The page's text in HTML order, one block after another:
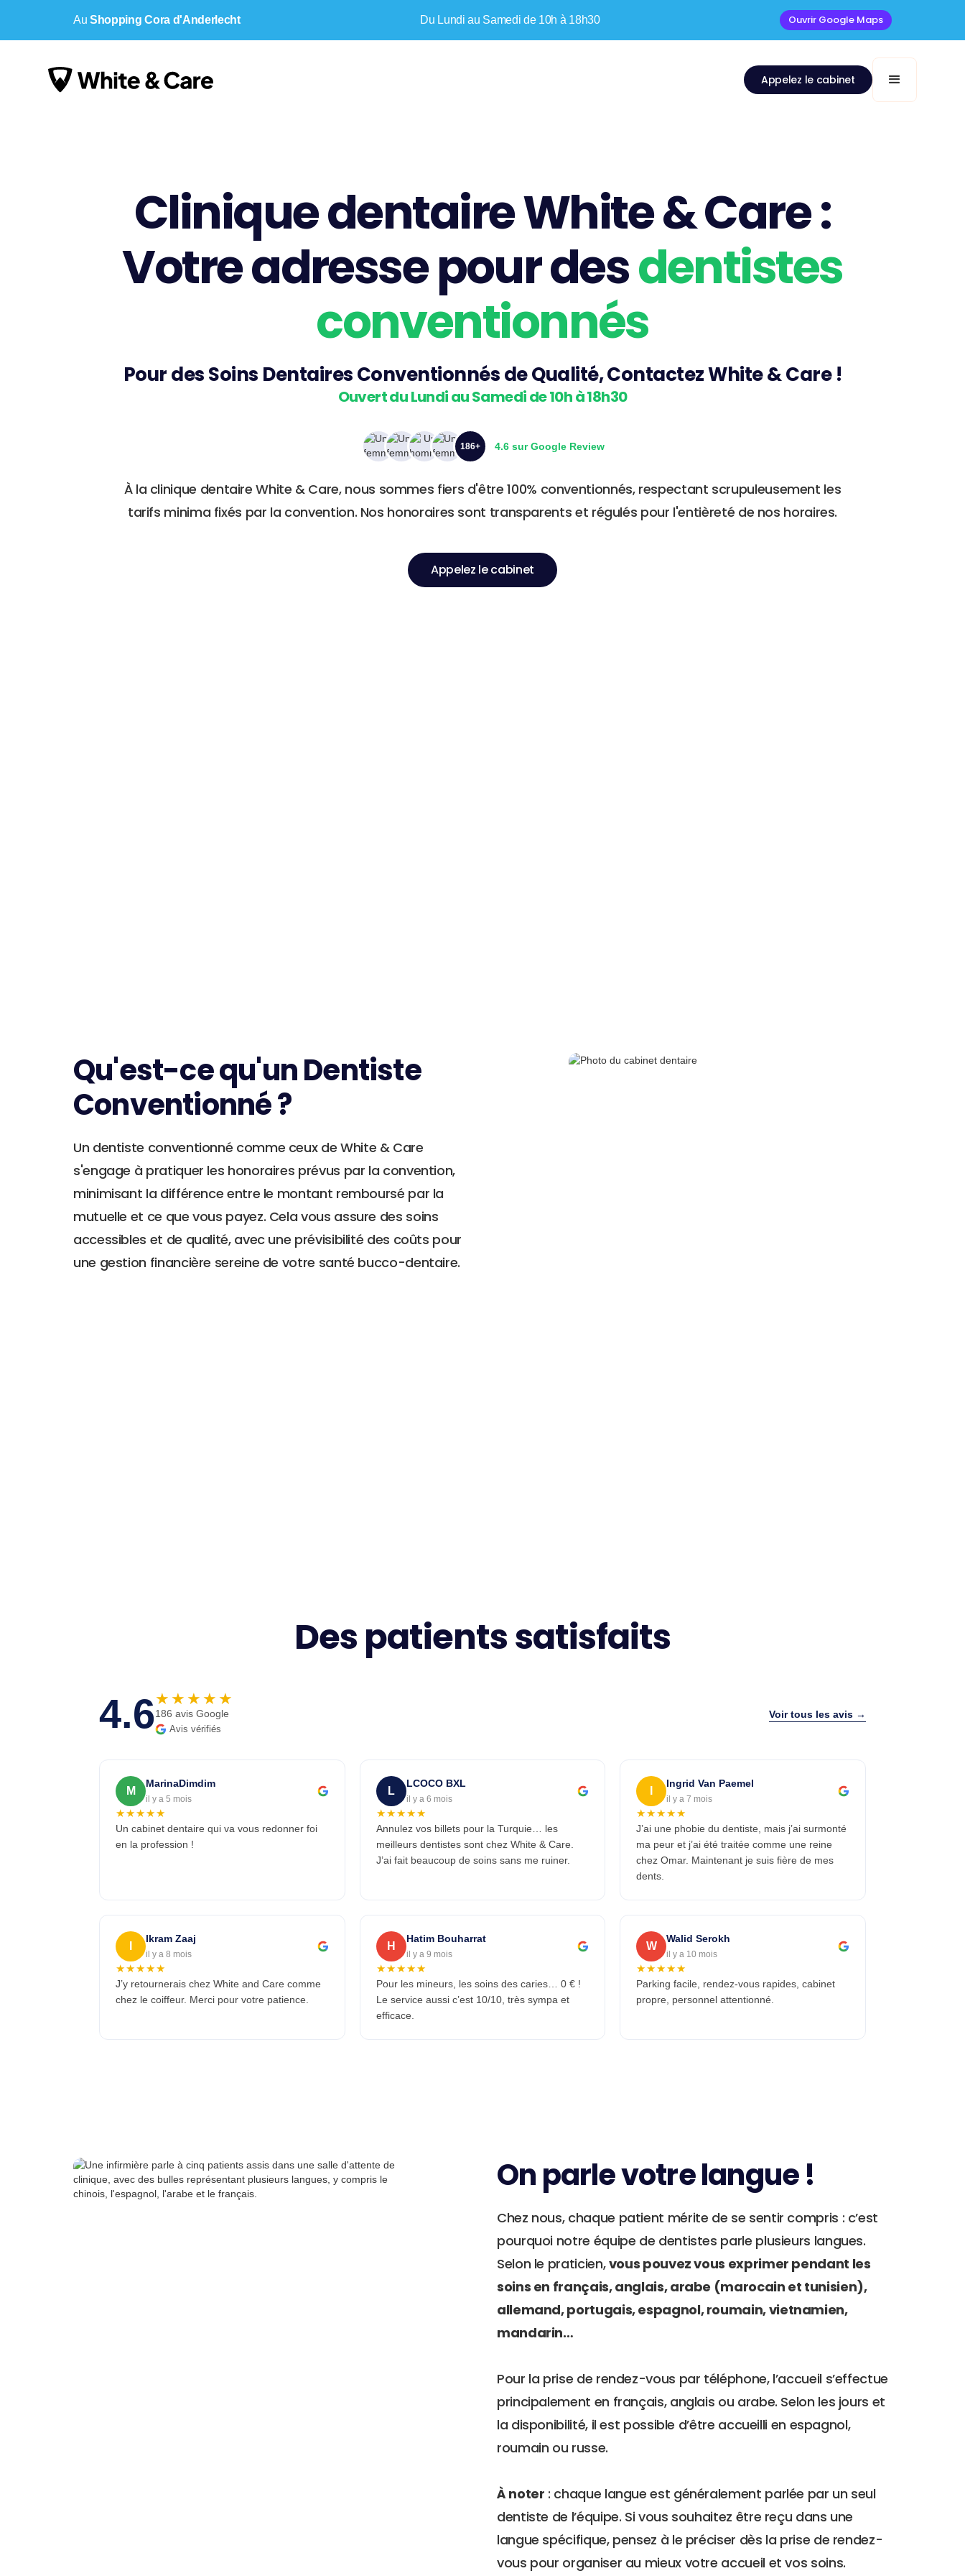
AuShopping Cora d'Anderlecht Du Lundi au Samedi de 10h à 18h30 Ouvrir Google Maps
Appelez le cabinet
Clinique dentaire White & Care :
Votre adresse pour desdentistes
conventionnés
Pour des Soins Dentaires Conventionnés de Qualité, Contactez White & Care !
Ouvert du Lundi au Samedi de 10h à 18h30
186+ 4.6 sur Google Review
À la clinique dentaire White & Care, nous sommes fiers d'être 100% conventionnés, respectant scrupuleusement les
tarifs minima fixés par la convention. Nos honoraires sont transparents et régulés pour l'entièreté de nos horaires.
Appelez le cabinet
Qu'est-ce qu'un Dentiste
Conventionné ?
Un dentiste conventionné comme ceux de White & Care
s'engage à pratiquer les honoraires prévus par la convention,
minimisant la différence entre le montant remboursé par la
mutuelle et ce que vous payez. Cela vous assure des soins
accessibles et de qualité, avec une prévisibilité des coûts pour
une gestion financière sereine de votre santé bucco-dentaire.
Des patients satisfaits
4.6★★★★★
186 avis Google
Avis vérifiés
Voir tous les avis →
M
MarinaDimdim
il y a 5 mois
★★★★★
Un cabinet dentaire qui va vous redonner foi
en la profession !
L
LCOCO BXL
il y a 6 mois
★★★★★
Annulez vos billets pour la Turquie… les
meilleurs dentistes sont chez White & Care.
J’ai fait beaucoup de soins sans me ruiner.
Ingrid Van Paemel
il y a 7 mois
★★★★★
J’ai une phobie du dentiste, mais j’ai surmonté
ma peur et j’ai été traitée comme une reine
chez Omar. Maintenant je suis fière de mes
dents.
Ikram Zaaj
il y a 8 mois
★★★★★
J’y retournerais chez White and Care comme
chez le coiffeur. Merci pour votre patience.
H
Hatim Bouharrat
il y a 9 mois
★★★★★
Pour les mineurs, les soins des caries… 0 € !
Le service aussi c’est 10/10, très sympa et
efficace.
W
Walid Serokh
il y a 10 mois
★★★★★
Parking facile, rendez-vous rapides, cabinet
propre, personnel attentionné.
On parle votre langue !
Chez nous, chaque patient mérite de se sentir compris : c’est
pourquoi notre équipe de dentistes parle plusieurs langues.
Selon le praticien,vous pouvez vous exprimer pendant les
soins en français, anglais, arabe (marocain et tunisien),
allemand, portugais, espagnol, roumain, vietnamien,
mandarin…
Pour la prise de rendez-vous par téléphone, l’accueil s’effectue
principalement en français, anglais ou arabe. Selon les jours et
la disponibilité, il est possible d’être accueilli en espagnol,
roumain ou russe.
À noter : chaque langue est généralement parlée par un seul
dentiste de l’équipe. Si vous souhaitez être reçu dans une
langue spécifique, pensez à le préciser dès la prise de rendez-
vous pour organiser au mieux votre accueil et vos soins.